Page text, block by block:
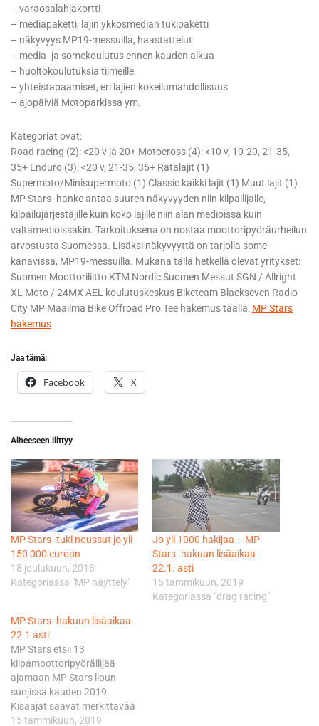
– varaosalahjakortti
– mediapaketti, lajin ykkösmedian tukipaketti
– näkyvyys MP19-messuilla, haastattelut
– media- ja somekoulutus ennen kauden alkua
– huoltokoulutuksia tiimeille
– yhteistapaamiset, eri lajien kokeilumahdollisuus
– ajopäiviä Motoparkissa ym.
Kategoriat ovat:
Road racing (2): <20 v ja 20+ Motocross (4): <10 v, 10-20, 21-35,
35+ Enduro (3): <20 v, 21-35, 35+ Ratalajit (1)
Supermoto/Minisupermoto (1) Classic kaikki lajit (1) Muut lajit (1)
MP Stars -hanke antaa suuren näkyvyyden niin kilpailijalle,
kilpailujärjestäjille kuin koko lajille niin alan medioissa kuin
valtamedioissakin. Tarkoituksena on nostaa moottoripyöräurheilun
arvostusta Suomessa. Lisäksi näkyvyyttä on tarjolla some-
kanavissa, MP19-messuilla. Mukana tällä hetkellä olevat yritykset:
Suomen Moottoriliitto KTM Nordic Suomen Messut SGN / Allright
XL Moto / 24MX AEL koulutuskeskus Biketeam Blackseven Radio
City MP Maailma Bike Offroad Pro Tee hakemus täällä: MP Stars
hakemus
Jaa tämä:
Facebook X
Aiheeseen liittyy
MP Stars -tuki noussut jo yli
150 000 euroon
18 joulukuun, 2018
Kategoriassa "MP näyttely"
Jo yli 1000 hakijaa – MP
Stars -hakuun lisäaikaa
22.1. asti
15 tammikuun, 2019
Kategoriassa "drag racing"
MP Stars -hakuun lisäaikaa
22.1 asti
MP Stars etsii 13
kilpamoottoripyöräilijää
ajamaan MP Stars lipun
suojissa kauden 2019.
Kisaajat saavat merkittävää
tukea MP Stars -hankkeen
15 tammikuun, 2019